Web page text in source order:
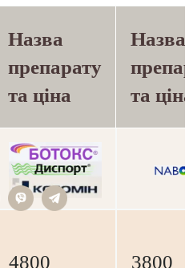
Назва
препарату
та ціна
Назва
та ціна
4800 3800